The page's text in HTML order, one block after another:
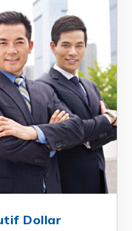
Dollar